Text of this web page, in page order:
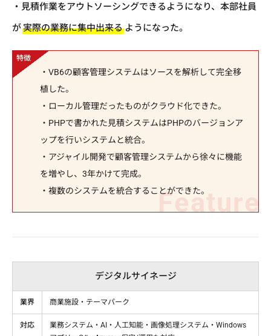
・見積作業をアウトソーシングできるようになり、本部社員
が実際の業務に集中出来る ようになった。
・VB6の顧客管理システムはソースを解析して完全移
植した。
・ローカル管理だったものがクラウド化できた。
・PHPで書かれた見積システムはPHPのバージョンア
ップを行いシステムと統合。
・アジャイル開発で顧客管理システムから徐々に機能
を増やし、3年かけて完成。
・複数のシステムを統合することができた。
デジタルサイネージ
業界 商業施設・テーマパーク
対応
業務システム・AI・人工知能・画像処理システム・Windows